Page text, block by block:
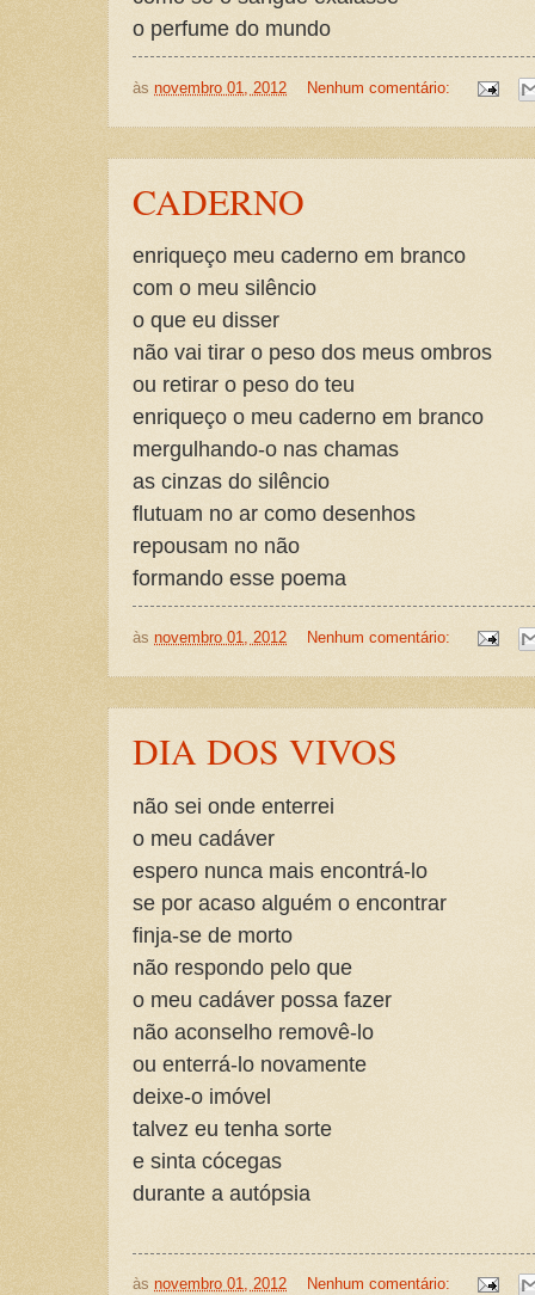
o perfume do mundo
às novembro 01, 2012 Nenhum comentário:
CADERNO
enriqueço meu caderno em branco
com o meu silêncio
o que eu disser
não vai tirar o peso dos meus ombros
ou retirar o peso do teu
enriqueço o meu caderno em branco
mergulhando-o nas chamas
as cinzas do silêncio
flutuam no ar como desenhos
repousam no não
formando esse poema
às novembro 01, 2012 Nenhum comentário:
DIA DOS VIVOS
não sei onde enterrei
o meu cadáver
espero nunca mais encontrá-lo
se por acaso alguém o encontrar
finja-se de morto
não respondo pelo que
o meu cadáver possa fazer
não aconselho removê-lo
ou enterrá-lo novamente
deixe-o imóvel
talvez eu tenha sorte
e sinta cócegas
durante a autópsia
às novembro 01, 2012 Nenhum comentário: